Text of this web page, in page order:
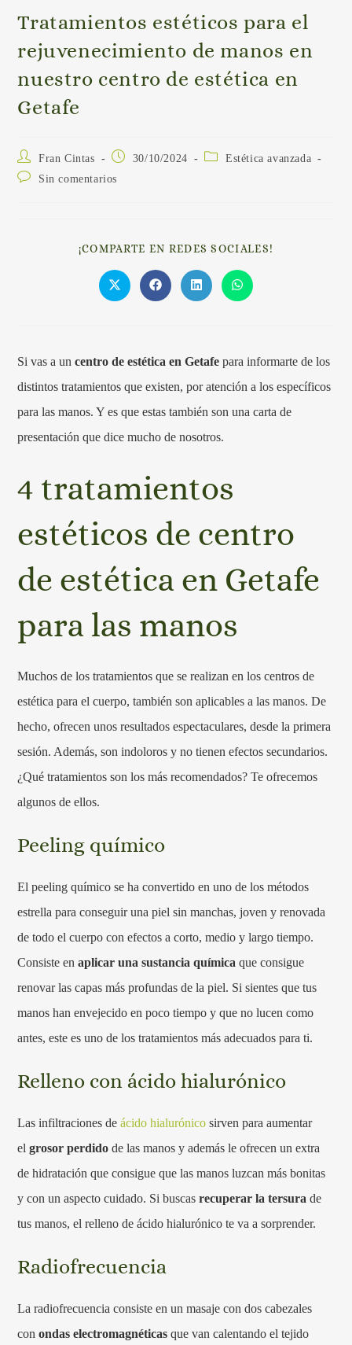
Tratamientos estéticos para el
rejuvenecimiento de manos en
nuestro centro de estética en
Getafe
Fran Cintas 30/10/2024
Estética avanzada
Sin comentarios
¡COMPARTE EN REDES SOCIALES!
Si vas a uncentro de estética en Getafepara informarte de los
distintos tratamientos que existen, por atención a los específicos
para las manos. Y es que estas también son una carta de
presentación que dice mucho de nosotros.
4 tratamientos
estéticos de centro
de estética en Getafe
para las manos
Muchos de los tratamientos que se realizan en los centros de
estética para el cuerpo, también son aplicables a las manos. De
hecho, ofrecen unos resultados espectaculares, desde la primera
sesión. Además, son indoloros y no tienen efectos secundarios.
¿Qué tratamientos son los más recomendados? Te ofrecemos
algunos de ellos.
Peeling químico
El peeling químico se ha convertido en uno de los métodos
estrella para conseguir una piel sin manchas, joven y renovada
de todo el cuerpo con efectos a corto, medio y largo tiempo.
Consiste en aplicar una sustancia química que consigue
renovar las capas más profundas de la piel. Si sientes que tus
manos han envejecido en poco tiempo y que no lucen como
antes, este es uno de los tratamientos más adecuados para ti.
Relleno con ácido hialurónico
Las infiltraciones deácido hialurónico sirven para aumentar
elgrosor perdidode las manos y además le ofrecen un extra
de hidratación que consigue que las manos luzcan más bonitas
y con un aspecto cuidado. Si buscasrecuperar la tersurade
tus manos, el relleno de ácido hialurónico te va a sorprender.
Radiofrecuencia
La radiofrecuencia consiste en un masaje con dos cabezales
conondas electromagnéticasque van calentando el tejido